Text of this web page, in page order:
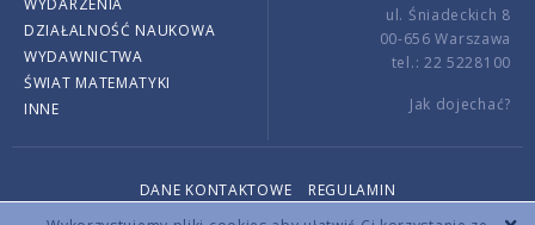
WYDARZENIA
DZIAŁALNOŚĆ NAUKOWA
WYDAWNICTWA
ŚWIAT MATEMATYKI
INNE
ul. Śniadeckich 8
00-656 Warszawa
tel.: 22 5228100
Jak dojechać?
DANE KONTAKTOWE
REGULAMIN
Copyright © 2026 by IMPAN. All rights reserved.